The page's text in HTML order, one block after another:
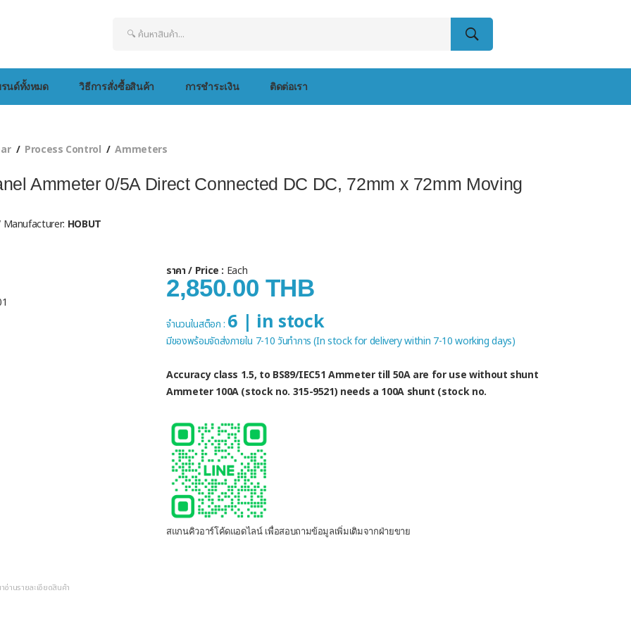
นด์ทั้งหมด วิธีการสั่งซื้อสินค้า การชำระเงิน ติดต่อเรา
Process Control Ammeters
Ammeter 0/5A Direct Connected DC DC, 72mm x 72mm Moving
HOBUT
านรายละเอียดสินค้า
ราคา / Price : Each
2,850.00 THB
จำนวนในสต็อก : 6 | in stock
มีของพร้อมจัดส่งภายใน 7-10 วันทำการ (In stock for delivery within 7-10 working days)
Accuracy class 1.5, to BS89/IEC51 Ammeter till 50A are for use without shunt
Ammeter 100A (stock no. 315-9521) needs a 100A shunt (stock no.
สแกนคิวอาร์โค้ดแอดไลน์ เพื่อสอบถามข้อมูลเพิ่มเติมจากฝ่ายขาย